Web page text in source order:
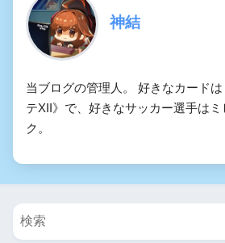
神結
当ブログの管理人。 好きなカード
テXII》で、好きなサッカー選手は
ク。